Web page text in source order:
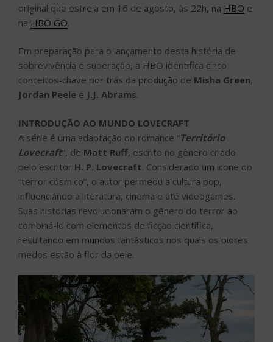
original que estreia em 16 de agosto, às 22h, na HBO e
na HBO GO.
Em preparação para o lançamento desta história de
sobrevivência e superação, a HBO identifica cinco
conceitos-chave por trás da produção de Misha Green,
Jordan Peele e J.J. Abrams.
INTRODUÇÃO AO MUNDO LOVECRAFT
A série é uma adaptação do romance “Território
Lovecraft“, de Matt Ruff, escrito no gênero criado
pelo escritor H. P. Lovecraft. Considerado um ícone do
“terror cósmico”, o autor permeou a cultura pop,
influenciando a literatura, cinema e até videogames.
Suas histórias revolucionaram o gênero do terror ao
combiná-lo com elementos de ficção científica,
resultando em mundos fantásticos nos quais os piores
medos estão à flor da pele.